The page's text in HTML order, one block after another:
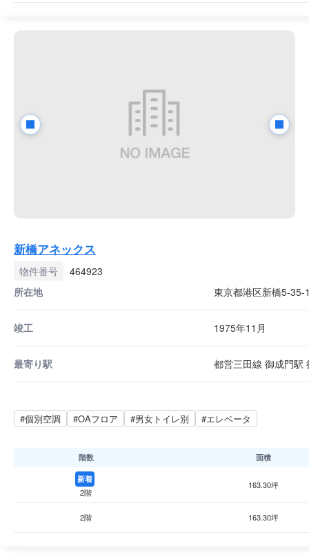
新橋アネックス
物件番号
464923
所在地
東京都港区新橋5-35-
竣工 1975年11月
最寄り駅 都営三田線 御成門駅
#個別空調 #OAフロア #男女トイレ別 #エレベータ
階数 面積
新着
2階
163.30坪
2階 163.30坪